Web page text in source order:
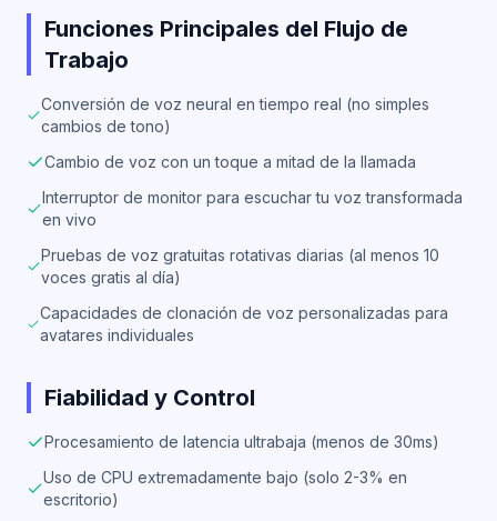
Funciones Principales del Flujo de
Trabajo
Conversión de voz neural en tiempo real (no simples
cambios de tono)
Cambio de voz con un toque a mitad de la llamada
Interruptor de monitor para escuchar tu voz transformada
en vivo
Pruebas de voz gratuitas rotativas diarias (al menos 10
voces gratis al día)
Capacidades de clonación de voz personalizadas para
avatares individuales
Fiabilidad y Control
Procesamiento de latencia ultrabaja (menos de 30ms)
Uso de CPU extremadamente bajo (solo 2-3% en
escritorio)